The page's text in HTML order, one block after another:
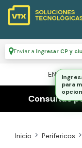
Enviar a Ingresar CP y
ENVÍO
Consultas
Inicio Perifericos
para